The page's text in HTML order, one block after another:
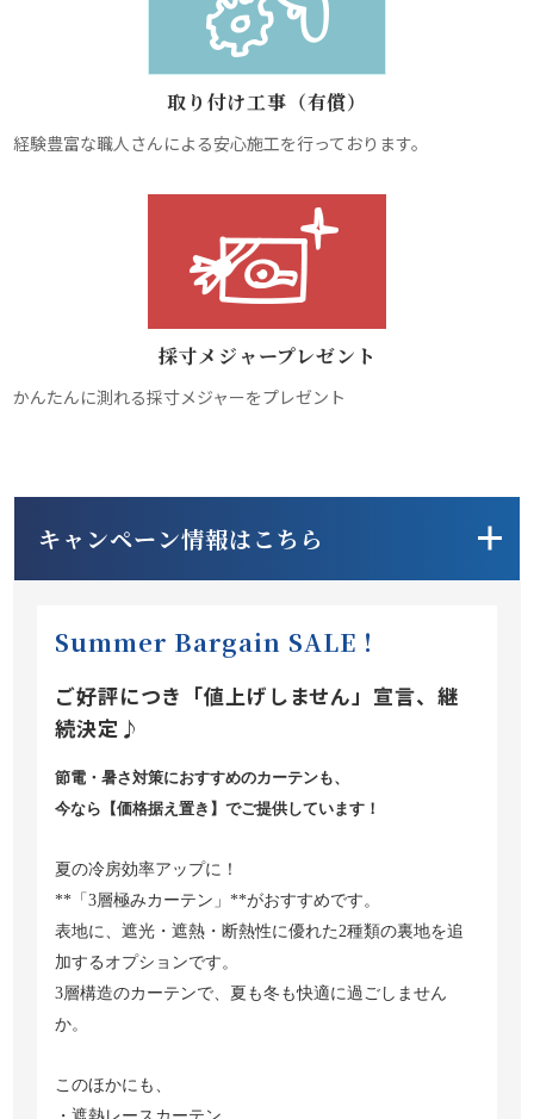
取り付け工事（有償）
経験豊富な職人さんによる安心施工を行っております。
採寸メジャープレゼント
かんたんに測れる採寸メジャーをプレゼント
キャンペーン情報はこちら
Summer Bargain SALE！
ご好評につき「値上げしません」宣言、継
続決定♪
節電・暑さ対策におすすめのカーテンも、
今なら【価格据え置き】でご提供しています！
夏の冷房効率アップに！
** 「3層極みカーテン」**がおすすめです。
表地に、遮光・遮熱・断熱性に優れた2種類の裏地を追
加するオプションです。
3層構造のカーテンで、夏も冬も快適に過ごしません
か。
このほかにも、